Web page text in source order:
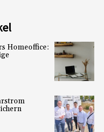
Homeoffice: